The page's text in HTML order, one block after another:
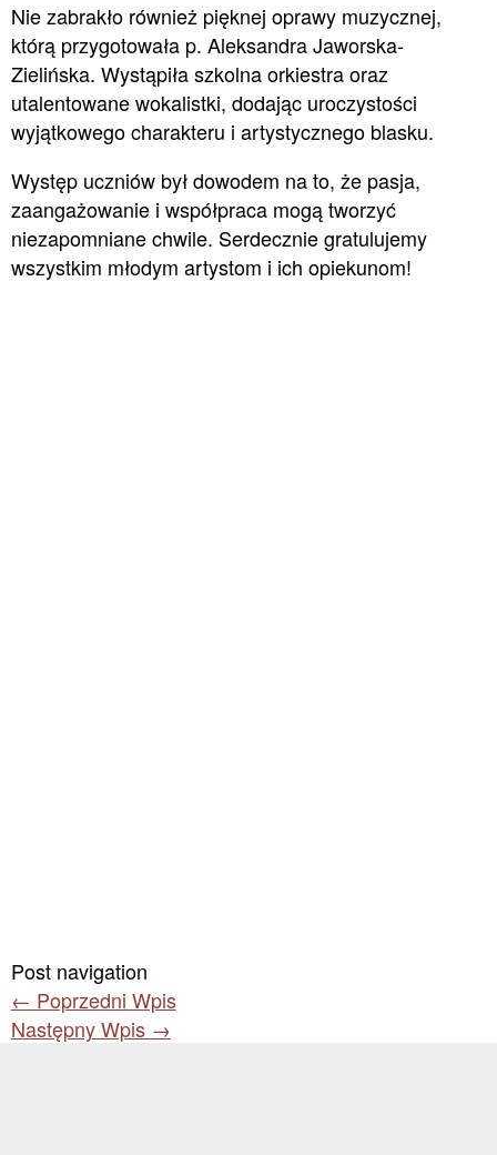
Nie zabrakło również pięknej oprawy muzycznej,
którą przygotowała p. Aleksandra Jaworska-
Zielińska. Wystąpiła szkolna orkiestra oraz
utalentowane wokalistki, dodając uroczystości
wyjątkowego charakteru i artystycznego blasku.
Występ uczniów był dowodem na to, że pasja,
zaangażowanie i współpraca mogą tworzyć
niezapomniane chwile. Serdecznie gratulujemy
wszystkim młodym artystom i ich opiekunom!
Post navigation
← Poprzedni Wpis
Następny Wpis →